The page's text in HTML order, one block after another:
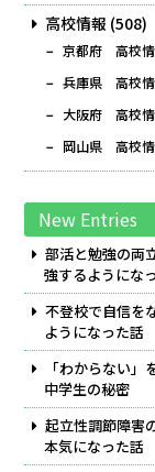
高校情報 (508)
京都府 高校
兵庫県 高校
大阪府 高校
岡山県 高校
New Entries
部活と勉強の両
強するようにな
不登校で自信を
ようになった話
「わからない
中学生の秘密
起立性調節障害
本気になった話